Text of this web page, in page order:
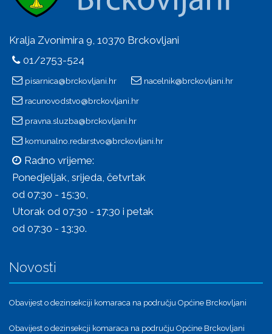
Kralja Zvonimira 9, 10370 Brckovljani
01/2753-524
pisarnica@brckovljani.hr nacelnik@brckovljani.hr
racunovodstvo@brckovljani.hr
pravna.sluzba@brckovljani.hr
komunalno.redarstvo@brckovljani.hr
Radno vrijeme:
Ponedjeljak, srijeda, četvrtak
od 07:30 - 15:30,
Utorak od 07:30 - 17:30 i petak
od 07:30 - 13:30.
Novosti
Obavijest o dezinsekciji komaraca na području Općine Brckovljani
Obavijest o dezinsekcji komaraca na području Općine Brckovljani